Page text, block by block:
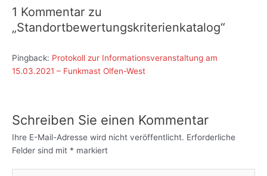
1 Kommentar zu
„Standortbewertungskriterienkatalog“
Pingback: Protokoll zur Informationsveranstaltung am
15.03.2021 – Funkmast Olfen-West
Schreiben Sie einen Kommentar
Ihre E-Mail-Adresse wird nicht veröffentlicht. Erforderliche
Felder sind mit * markiert